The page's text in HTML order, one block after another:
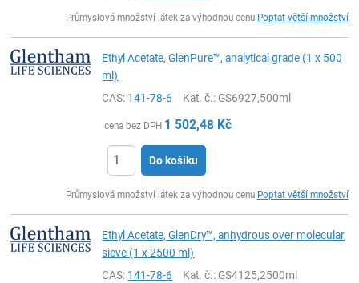
Průmyslová množství látek za výhodnou cenu Poptat větší množství
Ethyl Acetate, GlenPure™, analytical grade (1 x 500
ml)
CAS: 141-78-6 Kat. č.: GS6927,500ml
cena bez DPH 1 502,48 Kč
Do košíku
Průmyslová množství látek za výhodnou cenu Poptat větší množství
Ethyl Acetate, GlenDry™, anhydrous over molecular
sieve (1 x 2500 ml)
CAS: 141-78-6 Kat. č.: GS4125,2500ml